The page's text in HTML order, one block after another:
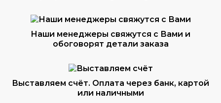
Наши менеджеры свяжутся с Вами и
обоговорят детали заказа
Выставляем счёт. Оплата через банк, картой
или наличными